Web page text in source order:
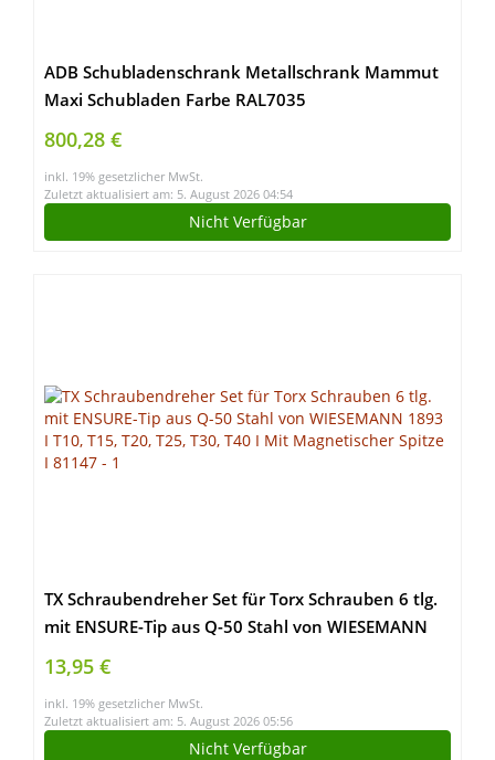
ADB Schubladenschrank Metallschrank Mammut
Maxi Schubladen Farbe RAL7035
800,28 €
inkl. 19% gesetzlicher MwSt.
Zuletzt aktualisiert am: 5. August 2026 04:54
Nicht Verfügbar
TX Schraubendreher Set für Torx Schrauben 6 tlg.
mit ENSURE-Tip aus Q-50 Stahl von WIESEMANN
1893 I T10, T15, T20, T25, T30, T40 I Mit
Magnetischer Spitze I 81147
13,95 €
inkl. 19% gesetzlicher MwSt.
Zuletzt aktualisiert am: 5. August 2026 05:56
Nicht Verfügbar